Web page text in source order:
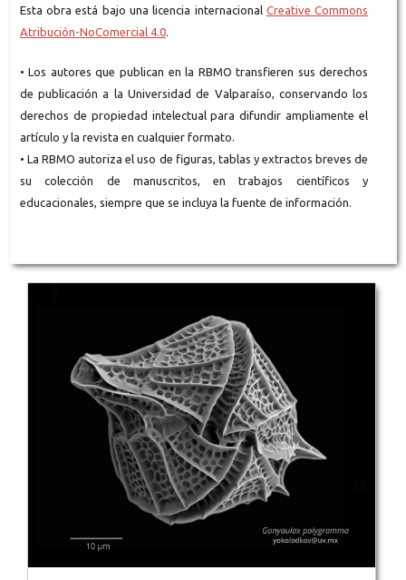
Esta obra está bajo una licencia internacional Creative Commons
Atribución-NoComercial 4.0.
• Los autores que publican en la RBMO transfieren sus derechos
de publicación a la Universidad de Valparaíso, conservando los
derechos de propiedad intelectual para difundir ampliamente el
artículo y la revista en cualquier formato.
• La RBMO autoriza el uso de figuras, tablas y extractos breves de
su colección de manuscritos, en trabajos científicos y
educacionales, siempre que se incluya la fuente de información.